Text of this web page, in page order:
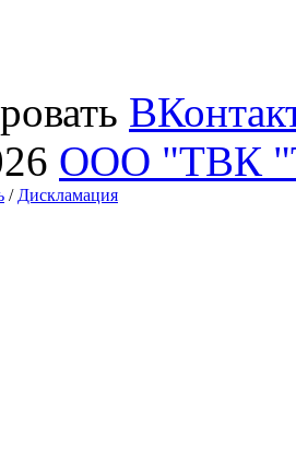
ООО "ТВК
/ Дискламация